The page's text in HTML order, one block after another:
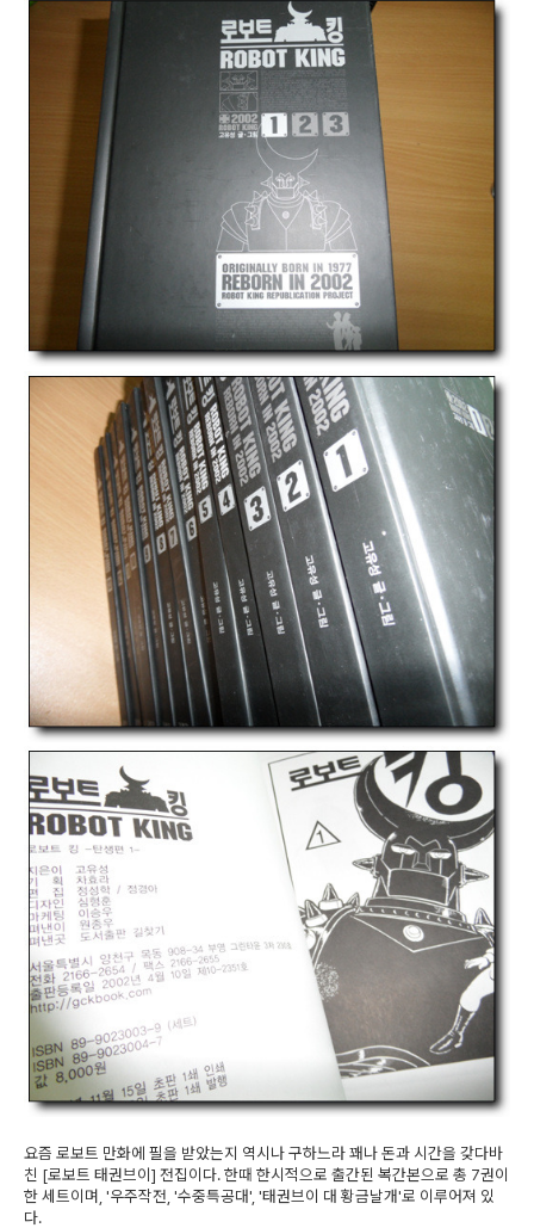
요즘 로보트 만화에 필을 받았는지 역시나 구하느라 꽤나 돈과 시간을 갖다바
친 [로보트 태권브이] 전집이다. 한때 한시적으로 출간된 복간본으로 총 7권이
한 세트이며, '우주작전, '수중특공대', '태권브이 대 황금날개'로 이루어져 있
다.